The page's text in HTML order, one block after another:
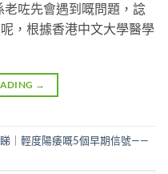
咗先會遇到嘅問題，諗
，根據香港中文大學醫學
→
｜輕度陽痿嘅5個早期信號——